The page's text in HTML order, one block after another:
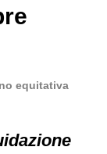
equitativa